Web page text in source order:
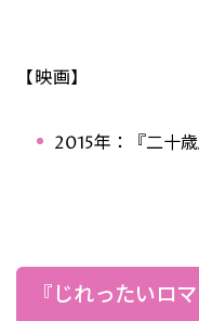
【映画】
2015年：『二十歳
『じれったいロ